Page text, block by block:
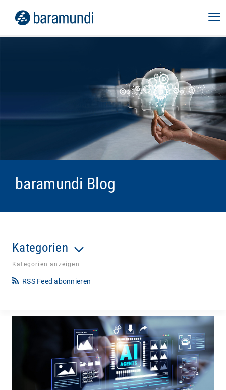
baramundi Blog
Kategorien
Kategorien anzeigen
RSS Feed abonnieren